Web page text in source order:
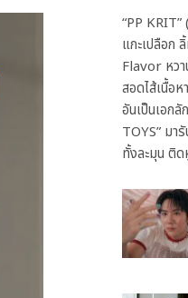
“PP
แกะเปลือก
Flavor หวา
สอดไส้เนื้อ
อันเป็นเอก
TOYS” มา
ทั้งละมุน ติ